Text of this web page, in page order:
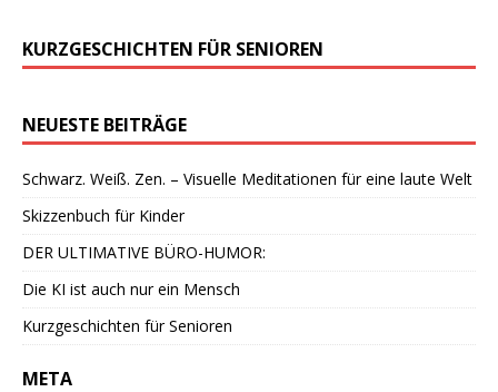
KURZGESCHICHTEN FÜR SENIOREN
NEUESTE BEITRÄGE
Schwarz. Weiß. Zen. – Visuelle Meditationen für eine laute Welt
Skizzenbuch für Kinder
DER ULTIMATIVE BÜRO-HUMOR:
Die KI ist auch nur ein Mensch
Kurzgeschichten für Senioren
META